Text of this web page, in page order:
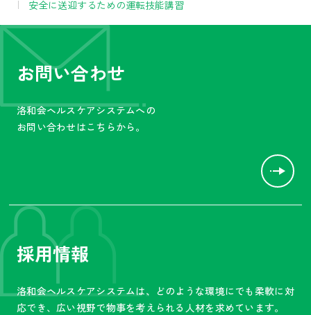
安全に送迎するための運転技能講習
お問い合わせ
洛和会ヘルスケアシステムへの
お問い合わせはこちらから。
採用情報
洛和会ヘルスケアシステムは、 どのような環境にでも柔軟に対
応でき、広い視野で物事を考えられる人材を求めています。